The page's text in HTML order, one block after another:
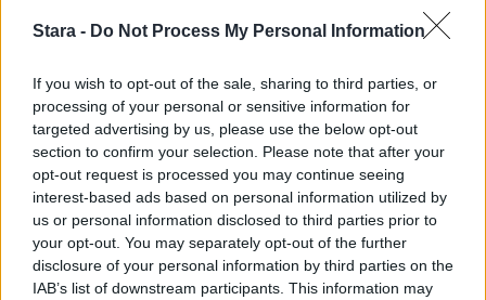
Stara - Do Not Process My Personal Information
If you wish to opt-out of the sale, sharing to third parties, or
processing of your personal or sensitive information for
targeted advertising by us, please use the below opt-out
section to confirm your selection. Please note that after your
opt-out request is processed you may continue seeing
interest-based ads based on personal information utilized by
us or personal information disclosed to third parties prior to
your opt-out. You may separately opt-out of the further
disclosure of your personal information by third parties on the
IAB’s list of downstream participants. This information may
3
MATKAILU